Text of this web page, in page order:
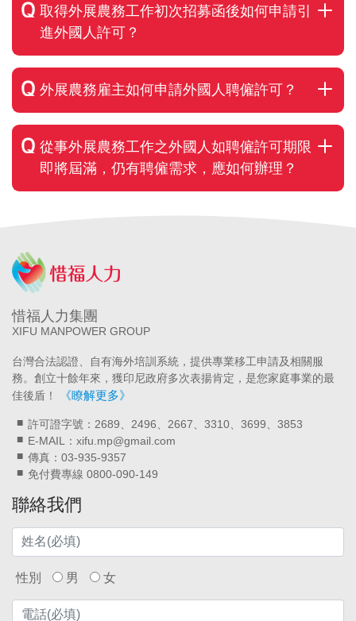
取得外展農務工作初次招募函後如何申請引
進外國人許可？
外展農務雇主如何申請外國人聘僱許可？
從事外展農務工作之外國人如聘僱許可期限
即將屆滿，仍有聘僱需求，應如何辦理？
惜福人力集團
XIFU MANPOWER GROUP
台灣合法認證、自有海外培訓系統，提供專業移工申請及相關服
務。創立十餘年來，獲印尼政府多次表揚肯定，是您家庭事業的最
佳後盾！
《瞭解更多》
許可證字號：2689、2496、2667、3310、3699、3853
E-MAIL：xifu.mp@gmail.com
傳真：03-935-9357
免付費專線 0800-090-149
聯絡我們
性別 男 女